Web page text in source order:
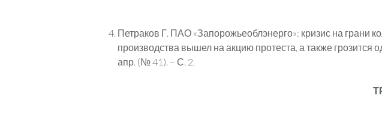
Петраков Г. ПАО «Запорожьеоблэнерго»: кризис на грани
производства вышел на акцию протеста, а также
апр. (№ 41). – С. 2.